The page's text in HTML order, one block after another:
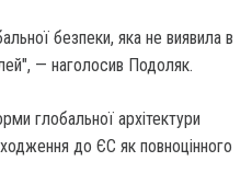
безпеки, яка не виявила в
— наголосив Подоляк.
глобальної архітектури
до ЄС як повноцінного